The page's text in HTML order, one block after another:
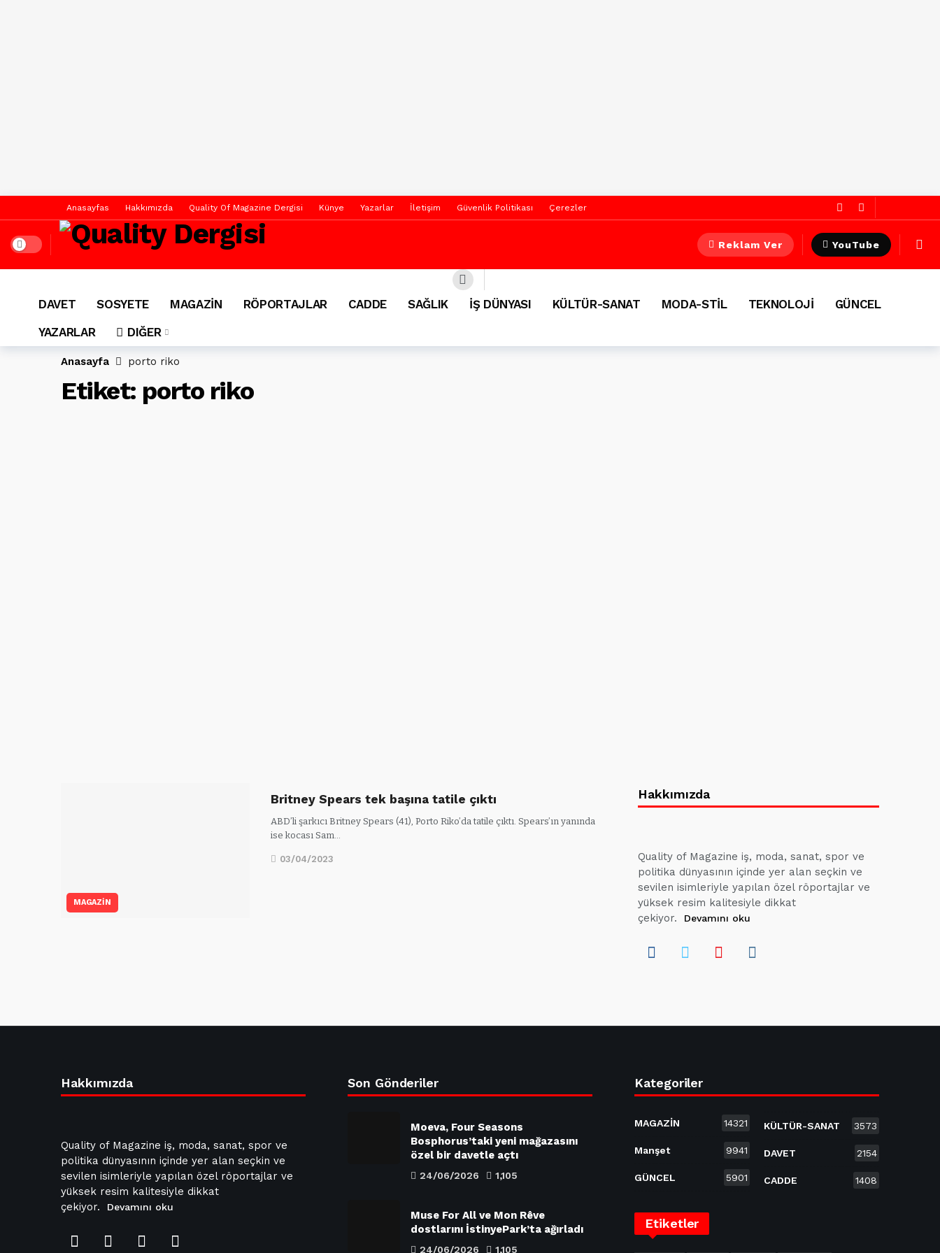
Anasayfas Hakkımızda Quality Of Magazine Dergisi Künye Yazarlar İletişim Güvenlik Politikası Çerezler
Dark mode Reklam Ver YouTube
DAVET SOSYETE MAGAZİN RÖPORTAJLAR CADDE SAĞLIK İŞ DÜNYASI KÜLTÜR-SANAT MODA-STİL TEKNOLOJİ
GÜNCEL
YAZARLAR
DIĞER
Anasayfa porto riko
Etiket: porto riko
MAGAZİN
Britney Spears tek başına tatile çıktı
ABD’li şarkıcı Britney Spears (41), Porto Riko’da tatile çıktı. Spears’ın yanında
ise kocası Sam…
03/04/2023
Hakkımızda
Quality of Magazine iş, moda, sanat, spor ve
politika dünyasının içinde yer alan seçkin ve
sevilen isimleriyle yapılan özel röportajlar ve
yüksek resim kalitesiyle dikkat
çekiyor.
Devamını oku
Hakkımızda
Quality of Magazine iş, moda, sanat, spor ve
politika dünyasının içinde yer alan seçkin ve
sevilen isimleriyle yapılan özel röportajlar ve
yüksek resim kalitesiyle dikkat
çekiyor.
Devamını oku
Son Gönderiler
Moeva, Four Seasons
Bosphorus’taki yeni mağazasını
özel bir davetle açtı
24/06/2026 1,105
Muse For All ve Mon Rêve
dostlarını İstinyePark’ta ağırladı
24/06/2026 1,105
Kategoriler
MAGAZİN 14321
Manşet 9941
GÜNCEL 5901
KÜLTÜR-SANAT 3573
DAVET 2154
CADDE 1408
Etiketler